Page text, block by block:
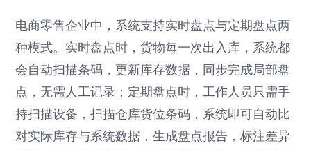
电商零售企业中，系统支持实时盘点与定期盘点两
种模式。实时盘点时，货物每一次出入库，系统都
会自动扫描条码，更新库存数据，同步完成局部盘
点，无需人工记录；定期盘点时，工作人员只需手
持扫描设备，扫描仓库货位条码，系统即可自动比
对实际库存与系统数据，生成盘点报告，标注差异